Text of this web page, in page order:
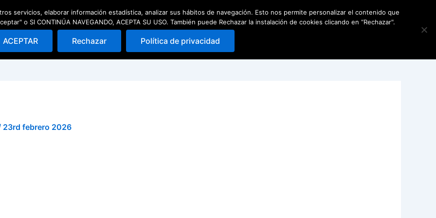
Escuela de pádel Quedadas
0
CarritoReservar
23rd febrero 2026
servicios, elaborar información estadística, analizar sus hábitos de navegación. Esto nos permite personalizar el contenido que
o SI CONTINÚA NAVEGANDO, ACEPTA SU USO. También puede Rechazar la instalación de cookies clicando en “Rechazar".
ACEPTAR Rechazar Política de privacidad